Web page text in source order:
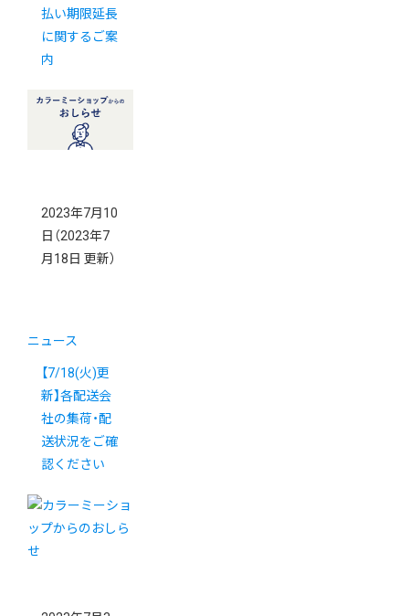
払い期限延長
に関するご案
内
2023年7月10
日 （2023年7
月18日 更新）
ニュース
【7/18(火)更
新】各配送会
社の集荷・配
送状況をご確
認ください